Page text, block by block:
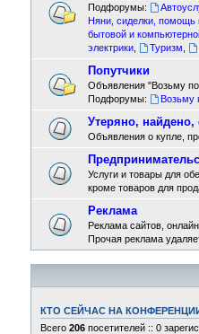
Подфорумы:
Няни, сиделки, помощь
бытовой и
электрики, Туризм
Попутчики
Объявления "Возьму
Подфорумы:
Возьму
Утеряно,
Объявления о купле,
Услуги и товары для
кроме товаров для
Реклама
Реклама сайтов,
Прочая реклама
КТО СЕЙЧАС НА
Всего 206посетителей :: 0